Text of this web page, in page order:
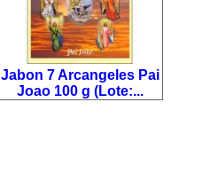
Jabon 7 Arcangeles Pai
Joao 100 g (Lote:...